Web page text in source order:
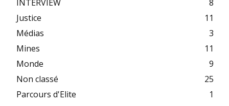
INTERVIEW
8
Justice
11
Médias
3
Mines
11
Monde
9
Non classé
25
Parcours d'Elite
1